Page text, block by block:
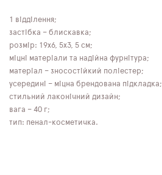
1 відділення;
застібка – блискавка;
розмір: 19х6, 5х3, 5 см;
міцні матеріали та надійна фурнітура;
матеріал – зносостійкий поліестер;
усередині – міцна брендована підкладка;
стильний лаконічний дизайн;
вага – 40 г;
тип: пенал-косметичка.